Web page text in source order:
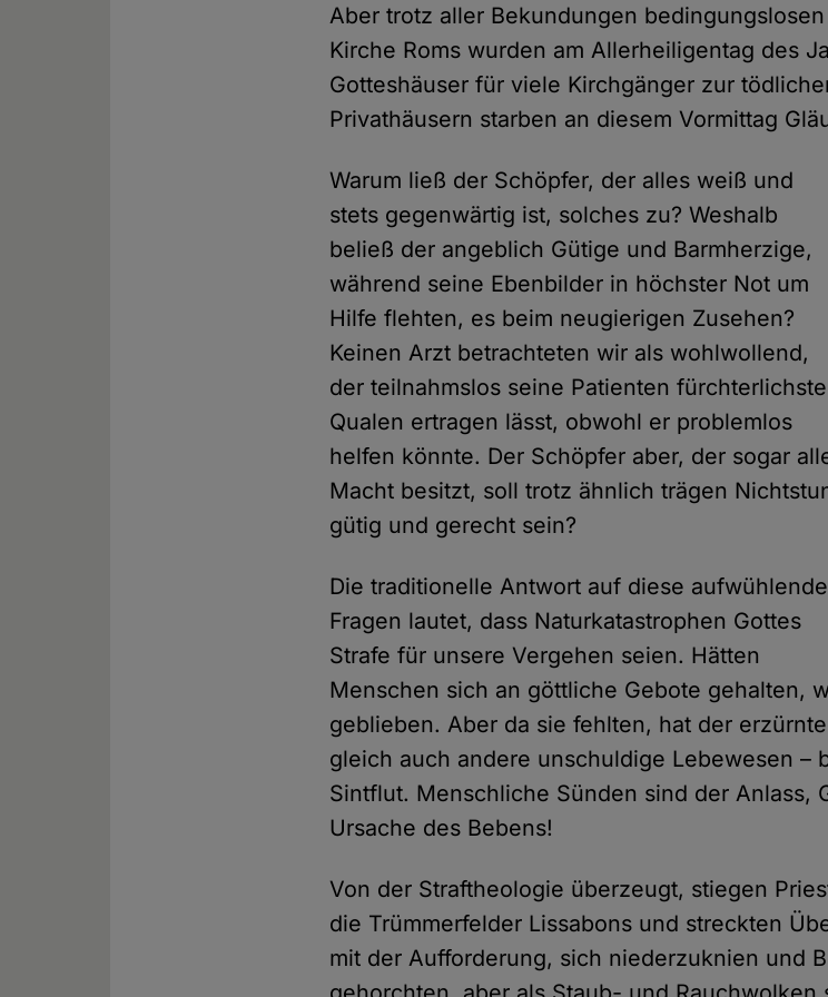
Aber trotz aller Bekundungen
Kirche Roms wurden am Allerheiligentag des
Gotteshäuser für viele Kirchgänger zur
Privathäusern starben an diesem Vormittag
Warum ließ der Schöpfer, der alles weiß und
stets gegenwärtig ist, solches zu? Weshalb
beließ der angeblich Gütige und Barmherzige,
während seine Ebenbilder in höchster Not um
Hilfe flehten, es beim neugierigen Zusehen?
Keinen Arzt betrachteten wir als wohlwollend,
der teilnahmslos seine Patienten fürchterlichste
Qualen ertragen lässt, obwohl er problemlos
helfen könnte. Der Schöpfer aber, der sogar
Macht besitzt, soll trotz ähnlich trägen
gütig und gerecht sein?
Die traditionelle Antwort auf diese
Fragen lautet, dass Naturkatastrophen Gottes
Strafe für unsere Vergehen seien. Hätten
Menschen sich an göttliche Gebote gehalten,
geblieben. Aber da sie fehlten, hat der
gleich auch andere unschuldige Lebewesen –
Sintflut. Menschliche Sünden sind der Anlass,
Ursache des Bebens!
Von der Straftheologie überzeugt, stiegen
die Trümmerfelder Lissabons und streckten
mit der Aufforderung, sich niederzuknien und